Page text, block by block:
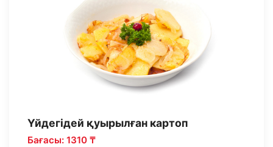
Үйдегідей қуырылған картоп
Бағасы: 1310 ₸